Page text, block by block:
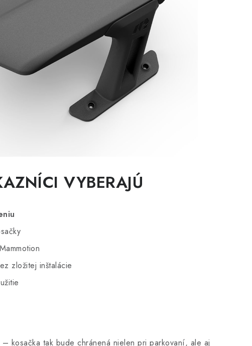
Na vyžiadanie
LUBA 3 AWD 10000 (bezdrôtová, LiDAR + NetRTK, AWD)
VYBERAJÚ
zložitej inštalácie
kosačka tak bude chránená nielen pri parkovaní, ale aj